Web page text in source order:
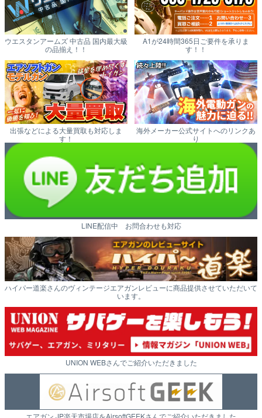
ウエスタンアームズ 中古品 国内最大級
の品揃え！！
A1が24時間365日ご要件を承りま
す！！
出張などによる大量買取も対応しま
す！
海外メーカー公式サイトへのリンクあ
り
LINE配信中 お問合わせも対応
ハイパー道楽さんのヴィンテージエアガンレビューに商品提供させていただいて
います。
UNION WEBさんでご紹介いただきました
エアガン.JP楽天市場店をAirsoftGEEKさんでご紹介いただきました